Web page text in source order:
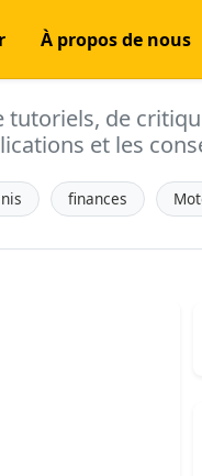
À propos de nous
de
et les
finances